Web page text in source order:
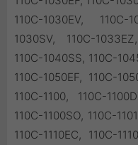
110C-1030EV,
1030SV, 110C-
110C-1040SS, 110C-
110C-1050EF, 110C-
110C-1100, 110C-
110C-1100SO, 110C-
110C-1110EC, 110C-